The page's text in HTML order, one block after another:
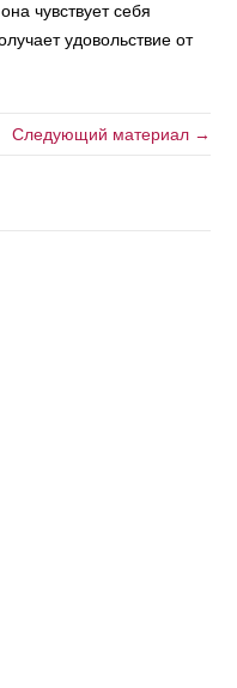
чувствует себя
удовольствие от
Следующий материал →